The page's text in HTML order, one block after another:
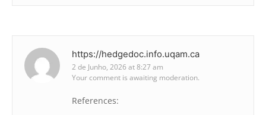
https://hedgedoc.info.uqam.ca
2 de Junho, 2026 at 8:27 am
Your comment is awaiting moderation.
References: